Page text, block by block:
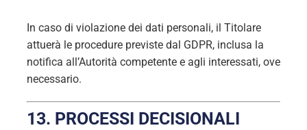
In caso di violazione dei dati personali, il Titolare
attuerà le procedure previste dal GDPR, inclusa la
notifica all’Autorità competente e agli interessati, ove
necessario.
13. PROCESSI DECISIONALI